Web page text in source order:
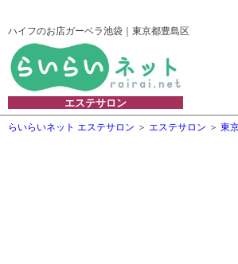
ハイフのお店ガーベラ池袋｜東京都豊島区
エステサロン
らいらいネット エステサロン エステサロン 東